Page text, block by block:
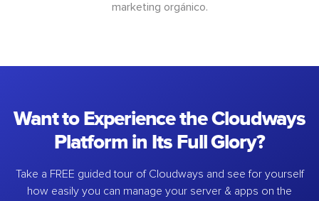
marketing orgánico.
Want to Experience the Cloudways
Platform in Its Full Glory?
Take a FREE guided tour of Cloudways and see for yourself
how easily you can manage your server & apps on the